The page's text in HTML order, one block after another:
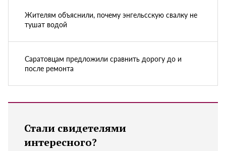
Жителям объяснили, почему энгельсскую свалку не
тушат водой
Саратовцам предложили сравнить дорогу до и
после ремонта
Стали свидетелями
интересного?